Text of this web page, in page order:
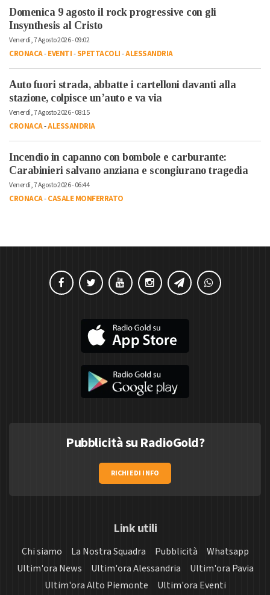
Domenica 9 agosto il rock progressive con gli
Insynthesis al Cristo
Venerdì, 7 Agosto 2026 - 09:02
CRONACA-EVENTI-SPETTACOLI-ALESSANDRIA
Auto fuori strada, abbatte i cartelloni davanti alla
stazione, colpisce un’auto e va via
Venerdì, 7 Agosto 2026 - 08:15
CRONACA-ALESSANDRIA
Incendio in capanno con bombole e carburante:
Carabinieri salvano anziana e scongiurano tragedia
Venerdì, 7 Agosto 2026 - 06:44
CRONACA-CASALE MONFERRATO
Pubblicità su RadioGold?
RICHIEDI INFO
Link utili
Chi siamo La Nostra Squadra Pubblicità
Whatsapp
Ultim'ora News
Ultim'ora Alessandria
Ultim'ora Pavia
Ultim'ora Alto Piemonte
Ultim'ora Eventi